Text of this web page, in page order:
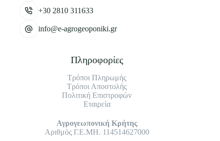
+30 2810 311633
info@e-agrogeoponiki.gr
Πληροφορίες
Τρόποι Πληρωμής
Τρόποι Αποστολής
Πολιτική Επιστροφών
Εταιρεία
Αγρογεωπονική Κρήτης
Αριθμός Γ.Ε.ΜΗ. 114514627000